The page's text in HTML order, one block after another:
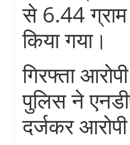
से 6.44
किया गया।
गिरफ्ता
पुलिस ने
दर्जकर